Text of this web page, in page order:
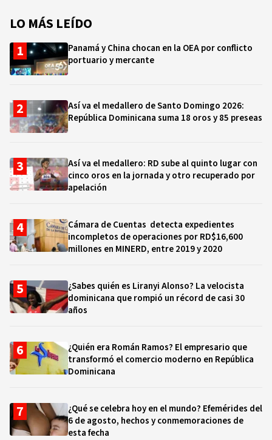
LO MÁS LEÍDO
Panamá y China chocan en la OEA por conflicto
portuario y mercante
Así va el medallero de Santo Domingo 2026:
República Dominicana suma 18 oros y 85 preseas
Así va el medallero: RD sube al quinto lugar con
cinco oros en la jornada y otro recuperado por
apelación
Cámara de Cuentas detecta expedientes
incompletos de operaciones por RD$16,600
millones en MINERD, entre 2019 y 2020
¿Sabes quién es Liranyi Alonso? La velocista
dominicana que rompió un récord de casi 30
años
¿Quién era Román Ramos? El empresario que
transformó el comercio moderno en República
Dominicana
¿Qué se celebra hoy en el mundo? Efemérides del
6 de agosto, hechos y conmemoraciones de
esta fecha